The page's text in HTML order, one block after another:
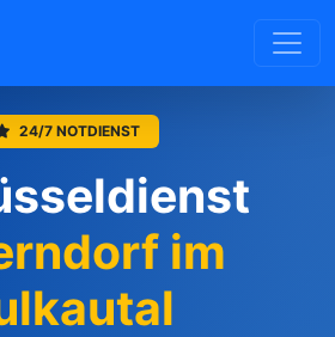
24/7 NOTDIENST
im